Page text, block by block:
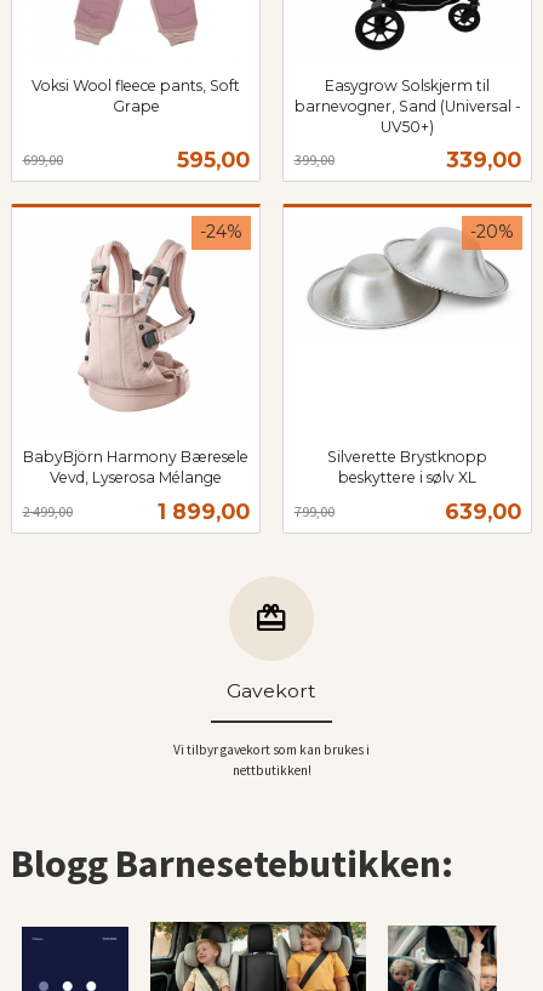
Voksi Wool fleece pants, Soft
Grape
Tilbud
595,00
699,00
Easygrow Solskjerm til
barnevogner, Sand (Universal -
UV50+)
Tilbud
339,00
399,00
mva.
BabyBjörn Harmony Bæresele
Vevd, Lyserosa Mélange
Tilbud
1 899,00
2 499,00
-24%
mva.
Silverette Brystknopp
beskyttere i sølv XL
Tilbud
639,00
799,00
-20%
mva.
Gavekort
Vi tilbyr gavekort som kan brukes i
nettbutikken!
Blogg Barnesetebutikken: